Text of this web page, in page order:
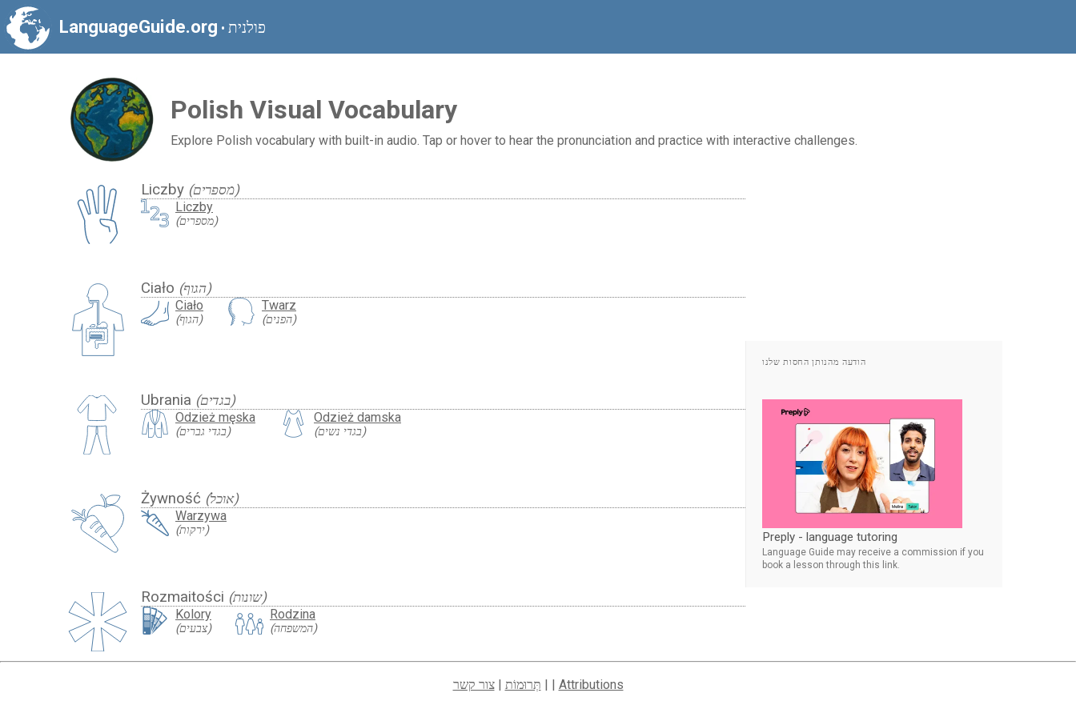
LanguageGuide.org • פולנית
Polish Visual Vocabulary
Explore Polish vocabulary with built-in audio. Tap or hover to hear the pronunciation and practice with interactive challenges.
Liczby (מספרים)
Liczby
(מספרים)
Ciało (הגוף)
Ciało
(הגוף)
Twarz
(הפנים)
Ubrania (בגדים)
Odzież męska
(בגדי גברים)
Odzież damska
(בגדי נשים)
Żywność (אוכל)
Warzywa
(ירקות)
Rozmaitości (שונות)
Kolory
(צבעים)
Rodzina
(המשפחה)
הודעה מהנותן החסות שלנו
Preply - language tutoring
Language Guide may receive a commission if you
book a lesson through this link.
תְּרוּמוֹת |צור קשר | | Attributions